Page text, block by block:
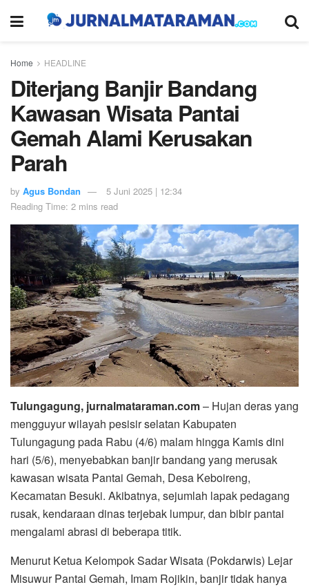
Home HEADLINE
Diterjang Banjir Bandang
Kawasan Wisata Pantai
Gemah Alami Kerusakan
Parah
by Agus Bondan
5 Juni 2025 | 12:34
Reading Time: 2 mins read
Tulungagung, jurnalmataraman.com– Hujan deras yang
mengguyur wilayah pesisir selatan Kabupaten
Tulungagung pada Rabu (4/6) malam hingga Kamis dini
hari (5/6), menyebabkan banjir bandang yang merusak
kawasan wisata Pantai Gemah, Desa Keboireng,
Kecamatan Besuki. Akibatnya, sejumlah lapak pedagang
rusak, kendaraan dinas terjebak lumpur, dan bibir pantai
mengalami abrasi di beberapa titik.
Menurut Ketua Kelompok Sadar Wisata (Pokdarwis) Lejar
Misuwur Pantai Gemah, Imam Rojikin, banjir tidak hanya